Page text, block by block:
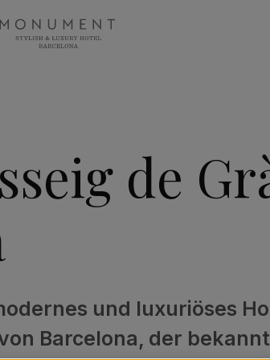
de
und luxuriöses
Barcelona, der